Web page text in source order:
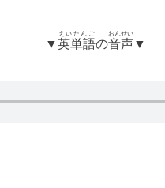
▼英単語
えいたんご
の音声
おんせい
▼